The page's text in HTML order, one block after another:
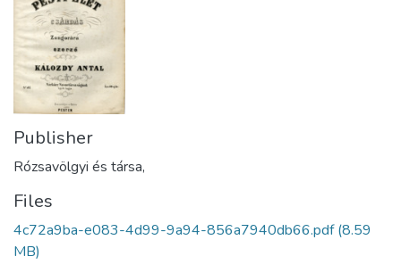
Publisher
Rózsavölgyi és társa,
Files
4c72a9ba-e083-4d99-9a94-856a7940db66.pdf(8.59
MB)